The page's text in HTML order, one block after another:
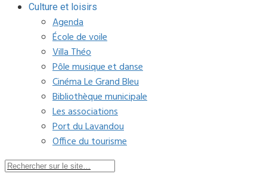
Culture et loisirs
Agenda
École de voile
Villa Théo
Pôle musique et danse
Cinéma Le Grand Bleu
Bibliothèque municipale
Les associations
Port du Lavandou
Office du tourisme